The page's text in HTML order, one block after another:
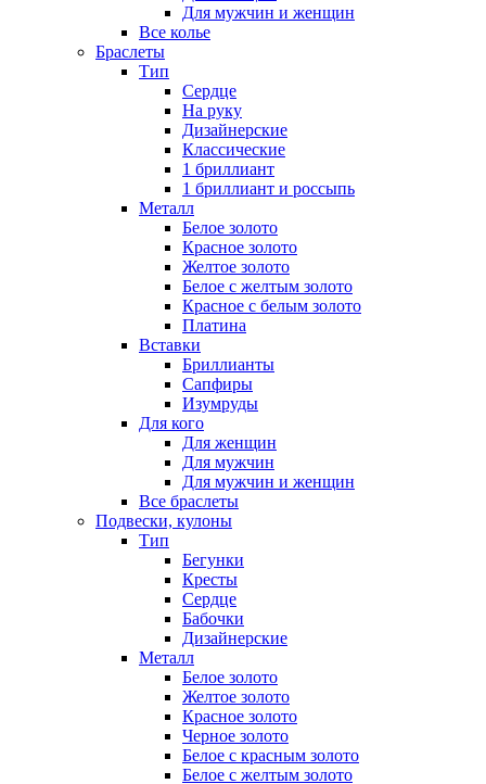
Для мужчин и женщин
Все колье
Браслеты
Тип
Сердце
На руку
Дизайнерские
Классические
1 бриллиант
1 бриллиант и россыпь
Металл
Белое золото
Красное золото
Желтое золото
Белое с желтым золото
Красное с белым золото
Платина
Вставки
Бриллианты
Сапфиры
Изумруды
Для кого
Для женщин
Для мужчин
Для мужчин и женщин
Все браслеты
Подвески, кулоны
Тип
Бегунки
Кресты
Сердце
Бабочки
Дизайнерские
Металл
Белое золото
Желтое золото
Красное золото
Черное золото
Белое с красным золото
Белое с желтым золото